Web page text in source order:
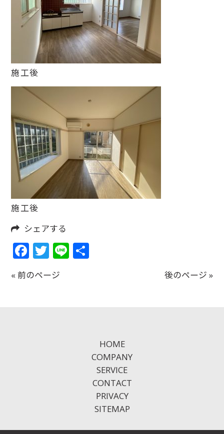
施工後
施工後
シェアする
Facebook
Twitter
Line
« 前のページ 後のページ »
HOME
COMPANY
SERVICE
CONTACT
PRIVACY
SITEMAP